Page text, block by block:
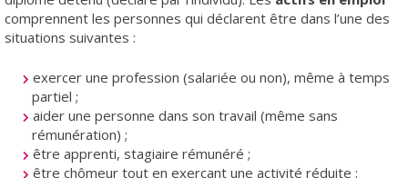
comprennent les personnes qui déclarent être dans l’une des
situations suivantes :
exercer une profession (salariée ou non), même à temps
partiel ;
aider une personne dans son travail (même sans
rémunération) ;
être apprenti, stagiaire rémunéré ;
être chômeur tout en exerçant une activité réduite ;